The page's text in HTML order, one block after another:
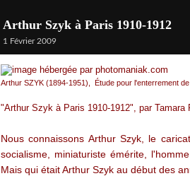
Arthur Szyk à Paris 1910-1912
1 Février 2009
Arthur SZYK (1894-1951), Étude pour l'enterrement
"Arthur Szyk à Paris 1910-1912", par Tamara
Nous connaissons Arthur Szyk, le
socialisme, miniaturiste émérite,
Mais qui était Arthur Szyk au début des